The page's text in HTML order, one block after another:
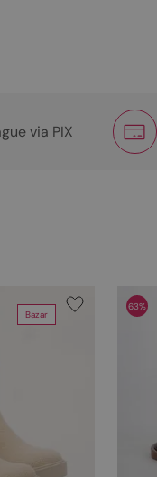
via PIX
Bazar
63%